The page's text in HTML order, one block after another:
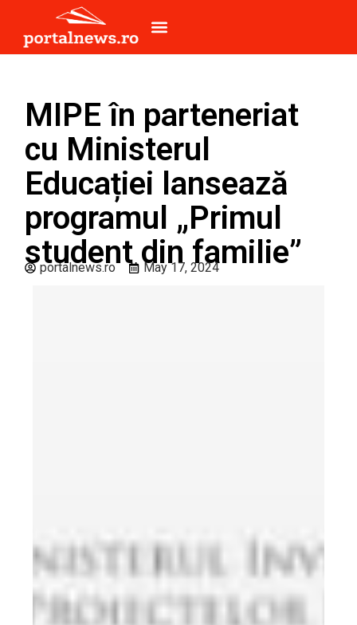
MIPE în parteneriat
cu Ministerul
Educației lansează
programul „Primul
student din familie”
portalnews.ro May 17, 2024